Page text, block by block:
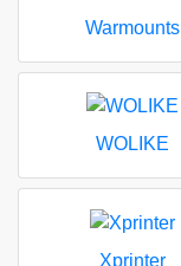
Warmounts
WOLIKE
Xprinter